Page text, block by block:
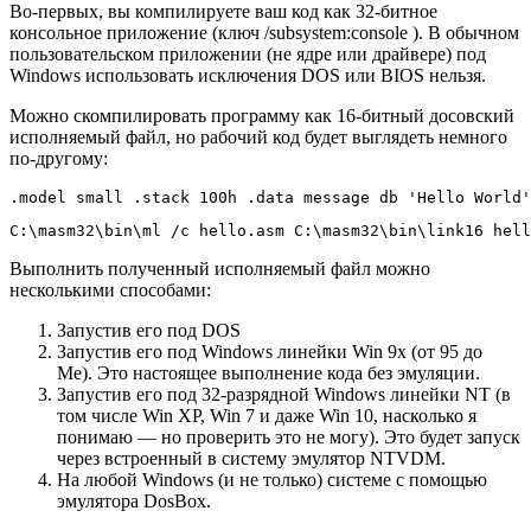
Во-первых, вы компилируете ваш код как 32-битное
консольное приложение (ключ /subsystem:console ). В обычном
пользовательском приложении (не ядре или драйвере) под
Windows использовать исключения DOS или BIOS нельзя.
Можно скомпилировать программу как 16-битный досовский
исполняемый файл, но рабочий код будет выглядеть немного
по-другому:
.model small .stack 100h .data message db 'Hello
C:\masm32\bin\ml /c hello.asm C:\masm32\bin\link16
Выполнить полученный исполняемый файл можно
несколькими способами:
Запустив его под DOS
Запустив его под Windows линейки Win 9x (от 95 до
Me). Это настоящее выполнение кода без эмуляции.
Запустив его под 32-разрядной Windows линейки NT (в
том числе Win XP, Win 7 и даже Win 10, насколько я
понимаю — но проверить это не могу). Это будет запуск
через встроенный в систему эмулятор NTVDM.
На любой Windows (и не только) системе с помощью
эмулятора DosBox.